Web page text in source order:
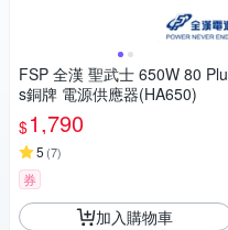
FSP 全漢 聖武士 650W 80 Plu
s銅牌 電源供應器(HA650)
$1,790
5 (7)
券
加入購物車